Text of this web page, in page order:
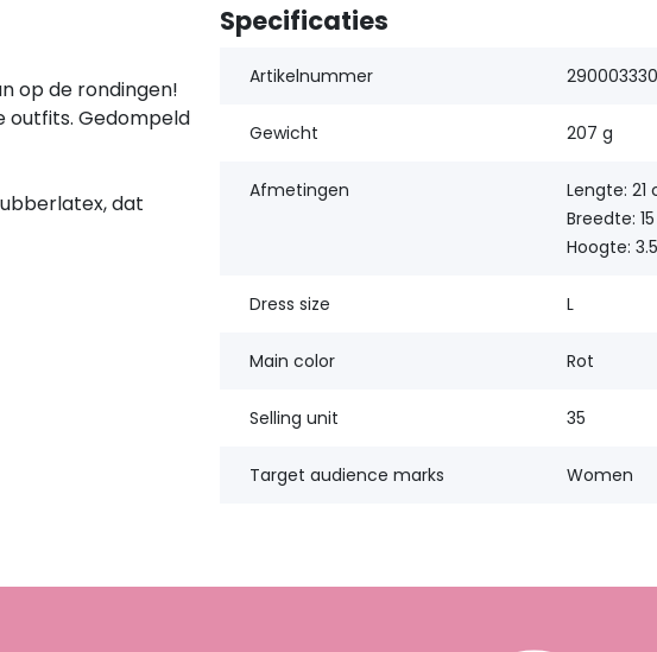
op de rondingen!
outfits. Gedompeld
dat
Specificaties
Artikelnummer
Gewicht 207 g
Afmetingen
Lengte: 21
Breedte:
Hoogte:
Dress size L
Main color Rot
Selling unit 35
Target audience marks Women